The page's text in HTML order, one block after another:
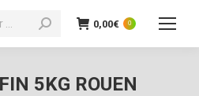
0,00€ 0
5KG ROUEN